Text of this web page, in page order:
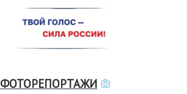
ФОТОРЕПОРТАЖИ